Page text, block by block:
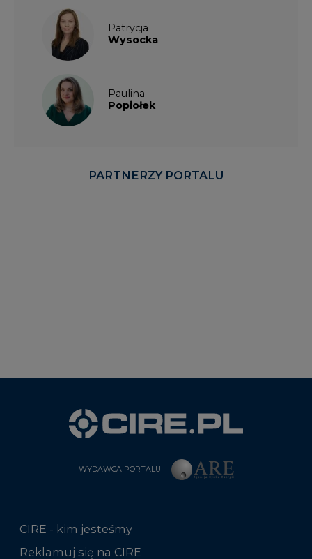
Patrycja
Wysocka
Paulina
Popiołek
PARTNERZY PORTALU
WYDAWCA PORTALU
CIRE - kim jesteśmy
Reklamuj się na CIRE